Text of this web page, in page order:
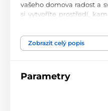
vašeho domova radost a
si vytvoříte prostředí,
Špičková kvalita tisku
silný prvek místnosti.
. Díky UV-led
odolností povrchu a
Zobrazit celý popis
Parametry